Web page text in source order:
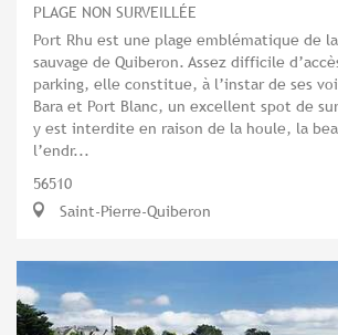
PLAGE NON SURVEILLÉE
Port Rhu est une plage emblématique de
sauvage de Quiberon. Assez difficile
parking, elle constitue, à l’instar de ses
Bara et Port Blanc, un excellent spot de
y est interdite en raison de la houle, la
l’endr...
56510
Saint-Pierre-Quiberon